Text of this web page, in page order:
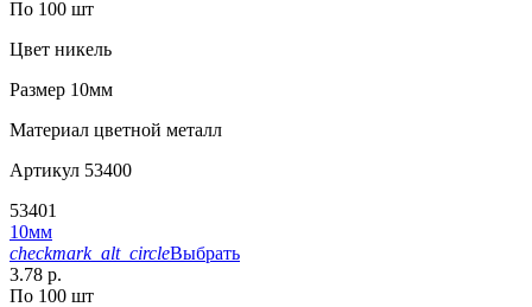
По 100 шт
Цвет никель
Размер 10мм
Материал цветной металл
Артикул 53400
53401
10мм
checkmark_alt_circleВыбрать
3.78 р.
По 100 шт